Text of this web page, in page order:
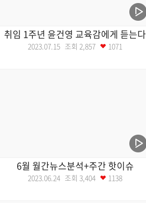
취임 1주년 윤건영 교육감에게 듣는다
2023.07.15 조회 2,857 1071
6월 월간뉴스분석+주간 핫이슈
2023.06.24 조회 3,404 1138